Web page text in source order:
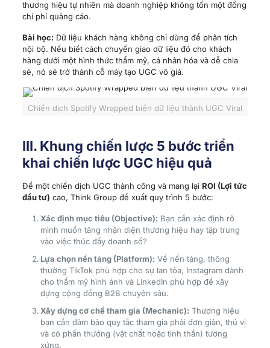
thương hiệu tự nhiên mà doanh nghiệp không tốn một đồng
chi phí quảng cáo.
Bài học:Dữ liệu khách hàng không chỉ dùng để phân tích
nội bộ. Nếu biết cách chuyển giao dữ liệu đó cho khách
hàng dưới một hình thức thẩm mỹ, cá nhân hóa và dễ chia
sẻ, nó sẽ trở thành cỗ máy tạo UGC vô giá.
Chiến dịch Spotify Wrapped biến dữ liệu thành UGC Viral
III. Khung chiến lược 5 bước triển
khai chiến lược UGC hiệu quả
Để một chiến dịch UGC thành công và mang lại ROI (Lợi tức
đầu tư) cao, Think Group đề xuất quy trình 5 bước:
Xác định mục tiêu (Objective): Bạn cần xác định rõ
mình muốn tăng nhận diện thương hiệu hay tập trung
vào việc thúc đẩy doanh số?
Lựa chọn nền tảng (Platform): Về nền tảng, thông
thường TikTok phù hợp cho sự lan tỏa, Instagram dành
cho thẩm mỹ hình ảnh và LinkedIn phù hợp để xây
dựng cộng đồng B2B chuyên sâu.
Xây dựng cơ chế tham gia (Mechanic): Thương hiệu
bạn cần đảm bảo quy tắc tham gia phải đơn giản, thú vị
và có phần thưởng (vật chất hoặc tinh thần) tương
xứng.